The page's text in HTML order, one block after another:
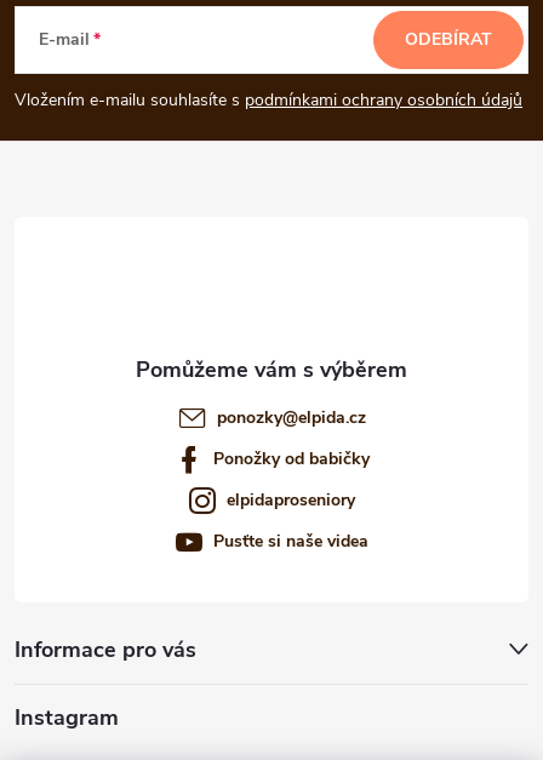
p
a
E-mail
Vložením e-mailu souhlasíte s podmínkami ochrany osobních údajů
ODEBÍRAT
ponozky@elpida.cz
Ponožky od babičky
elpidaproseniory
Pusťte si naše videa
Informace pro vás
Instagram